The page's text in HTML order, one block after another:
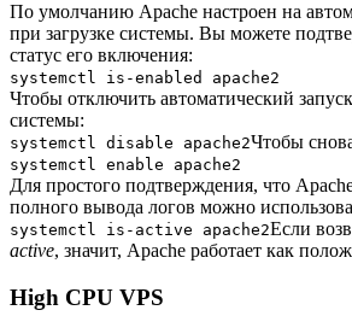
По умолчанию Apache настроен на
при загрузке системы. Вы можете
статус его включения:
systemctl is-enabled apache2
Чтобы отключить автоматический
системы:
systemctl disable apache2Чтобы
systemctl enable apache2
Для простого подтверждения, что
полного вывода логов можно
systemctl is-active apache2Если
active, значит, Apache работает как
High CPU VPS